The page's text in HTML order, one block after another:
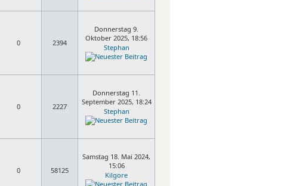
0 2394
Donnerstag 9.
Oktober 2025, 18:56
Stephan
0 2227
Donnerstag 11.
September 2025, 18:24
Stephan
0 58125
Samstag 18. Mai 2024,
15:06
Kilgore